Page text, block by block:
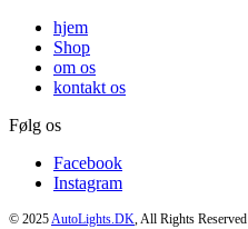
hjem
Shop
om os
kontakt os
Følg os
Facebook
Instagram
© 2025 AutoLights.DK , All Rights Reserved